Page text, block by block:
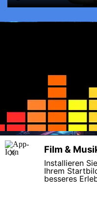
Zurück zum Seiteninhalt
Film &
Installieren
Ihrem
besseres
X
Diese Seite benutzt Cookies ,